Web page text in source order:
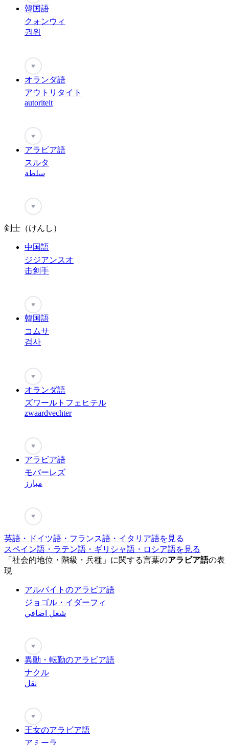
韓国語
クォンウィ
권위
♥
オランダ語
アウトリタイト
autoriteit
♥
アラビア語
スルタ
سلطة
♥
剣士（けんし）
中国語
ジジアンスオ
击剑手
♥
韓国語
コムサ
검사
♥
オランダ語
ズワールトフェヒテル
zwaardvechter
♥
アラビア語
モバーレズ
مبارز
♥
英語・ドイツ語・フランス語・イタリア語を見る
スペイン語・ラテン語・ギリシャ語・ロシア語を見る
「社会的地位・階級・兵種」に関する言葉のアラビア語の表
現
アルバイトのアラビア語
ジョゴル・イダーフィ
شغل اضافي
♥
異動・転勤のアラビア語
ナクル
نقل
♥
王女のアラビア語
アミーラ